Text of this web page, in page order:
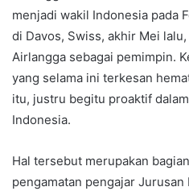
menjadi wakil Indonesia pada
di Davos, Swiss, akhir Mei
Airlangga sebagai pemimpin.
yang selama ini terkesan
itu, justru begitu proaktif
Indonesia.
Hal tersebut merupakan
pengamatan pengajar